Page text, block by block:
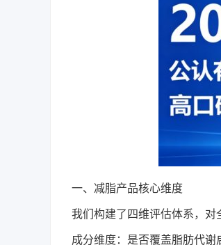
一、减脂产品核心维度
我们构建了四维评估体系，对
成分维度：是否覆盖脂肪代